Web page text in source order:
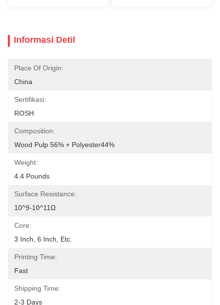
Informasi Detil
Place Of Origin:
China
Sertifikasi:
ROSH
Composition:
Wood Pulp 56% + Polyester44%
Weight:
4.4 Pounds
Surface Resistance:
10^9-10^11Ω
Core:
3 Inch, 6 Inch, Etc.
Printing Time:
Fast
Shipping Time:
2-3 Days